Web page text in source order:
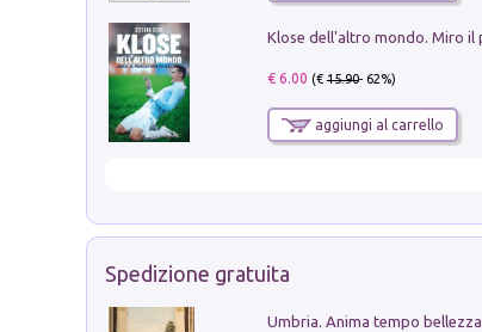
€ 6.00 (€15.90- 62%)
aggiungi al carrello
Spedizione gratuita
Umbria. Anima tempo bellezza